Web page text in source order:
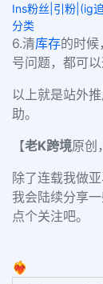
Ins粉丝|引粉|(ig
分类
6.清库存的时候
号问题，都可
以上就是站外
助。
【老K跨境原创
除了连载我做
我会陆续分享
点个关注吧。
❤️‍🔥